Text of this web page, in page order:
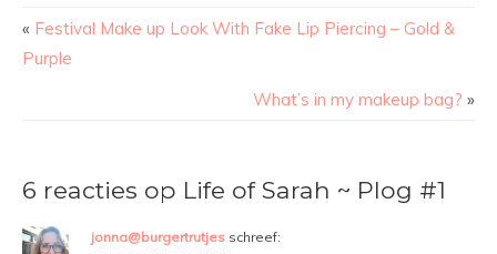
« Festival Make up Look With Fake Lip Piercing – Gold &
Purple
What’s in my makeup bag? »
6 reacties op Life of Sarah ~ Plog #1
jonna@burgertrutjes schreef: